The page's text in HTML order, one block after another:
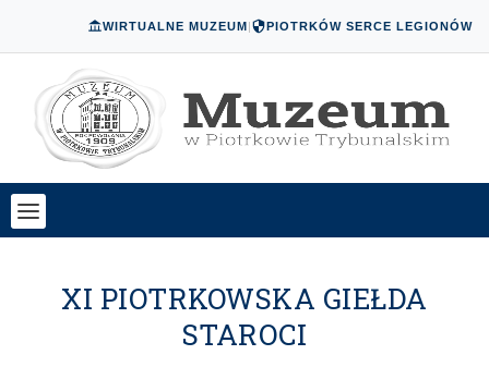
WIRTUALNE MUZEUM| PIOTRKÓW SERCE LEGIONÓW
XI PIOTRKOWSKA GIEŁDA
STAROCI